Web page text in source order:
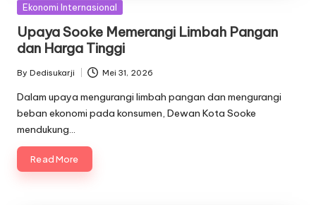
Posted
Ekonomi Internasional
Upaya Sooke Memerangi Limbah Pangan
dan Harga Tinggi
Posted
by
By Dedisukarji Mei 31, 2026
Dalam upaya mengurangi limbah pangan dan mengurangi
beban ekonomi pada konsumen, Dewan Kota Sooke
mendukung…
Read More